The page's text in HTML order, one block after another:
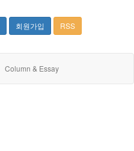
회원가입 RSS
Column & Essay